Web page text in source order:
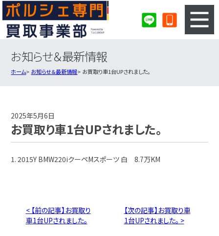
3ステップのカンタン査定
ポルシェ買取実績
お知らせ＆最新情報
ホーム お知らせ＆最新情報 お買取り車1台UPされました。
2025年5月6日
お買取り車1台UPされました。
1. 2015Y BMW220iクーペMスポーツ 白 8.7万KM
< 【前の記事】お買取り
車1台UPされました。
【次の記事】お買取り車
1台UPされました。 >